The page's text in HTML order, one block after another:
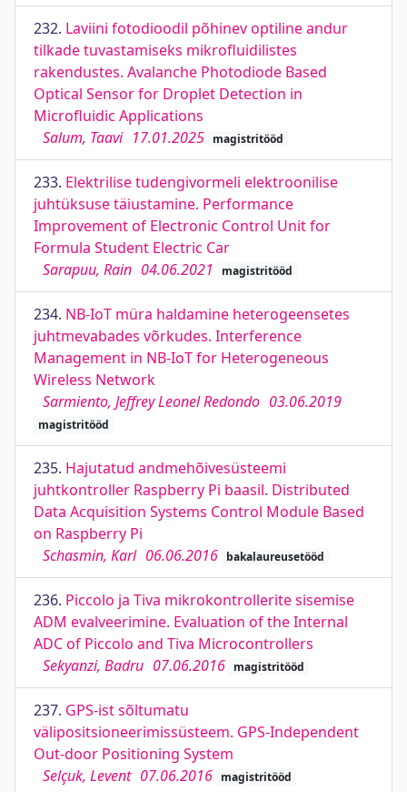
232. Laviini fotodioodil põhinev optiline andur
tilkade tuvastamiseks mikrofluidilistes
rakendustes. Avalanche Photodiode Based
Optical Sensor for Droplet Detection in
Microfluidic Applications
Salum, Taavi 17.01.2025 magistritööd
233. Elektrilise tudengivormeli elektroonilise
juhtüksuse täiustamine. Performance
Improvement of Electronic Control Unit for
Formula Student Electric Car
Sarapuu, Rain 04.06.2021 magistritööd
234. NB-IoT müra haldamine heterogeensetes
juhtmevabades võrkudes. Interference
Management in NB-IoT for Heterogeneous
Wireless Network
Sarmiento, Jeffrey Leonel Redondo 03.06.2019
magistritööd
235. Hajutatud andmehõivesüsteemi
juhtkontroller Raspberry Pi baasil. Distributed
Data Acquisition Systems Control Module Based
on Raspberry Pi
Schasmin, Karl 06.06.2016 bakalaureusetööd
236. Piccolo ja Tiva mikrokontrollerite sisemise
ADM evalveerimine. Evaluation of the Internal
ADC of Piccolo and Tiva Microcontrollers
Sekyanzi, Badru 07.06.2016 magistritööd
237. GPS-ist sõltumatu
välipositsioneerimissüsteem. GPS-Independent
Out-door Positioning System
Selçuk, Levent 07.06.2016 magistritööd